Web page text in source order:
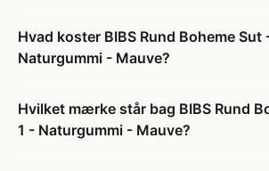
Hvad koster BIBS Rund Boheme Sut
Naturgummi - Mauve?
Hvilket mærke står bag BIBS Rund
1 - Naturgummi - Mauve?